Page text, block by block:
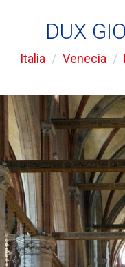
DUX
Italia Venecia